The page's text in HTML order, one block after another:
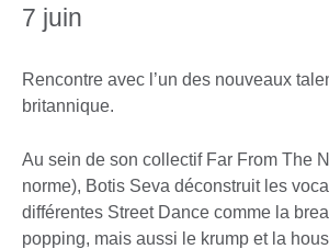
7 juin
Rencontre avec l’un des nouveaux
britannique.
Au sein de son collectif Far From The
norme), Botis Seva déconstruit les
différentes Street Dance comme la
popping, mais aussi le krump et la